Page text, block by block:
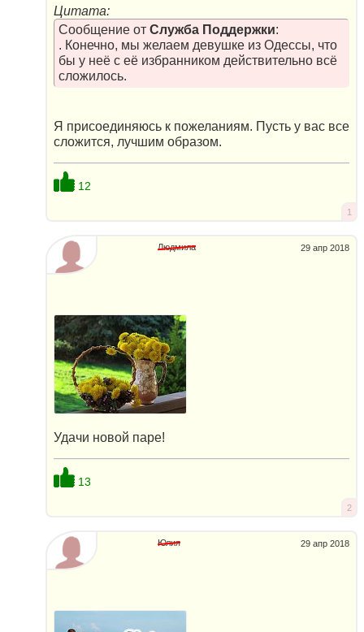
Цитата:
Сообщение от Служба Поддержки:
. Конечно, мы желаем девушке из Одессы, что
бы у неё с её избранником действительно всё
сложилось.
Я присоединяюсь к пожеланиям. Пусть у вас все
сложится, лучшим образом.
12
1
29 апр 2018
Людмила
Удачи новой паре!
13
2
29 апр 2018
Юлия